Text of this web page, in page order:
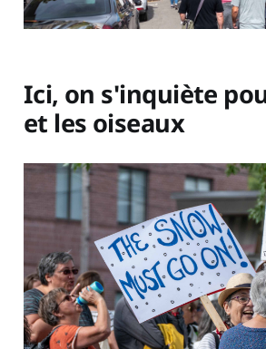
Ici, on s'inquiète
et les oiseaux